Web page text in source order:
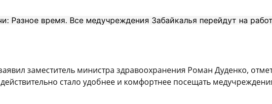
заместитель министра здравоохранения Роман Дуденко,
стало удобнее и комфортнее посещать